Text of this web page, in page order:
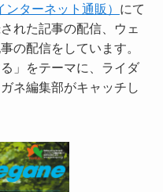
ターネット通販） にて
れた記事の配信、ウェ
の配信をしています。
」をテーマに、ライダ
ネ編集部がキャッチし